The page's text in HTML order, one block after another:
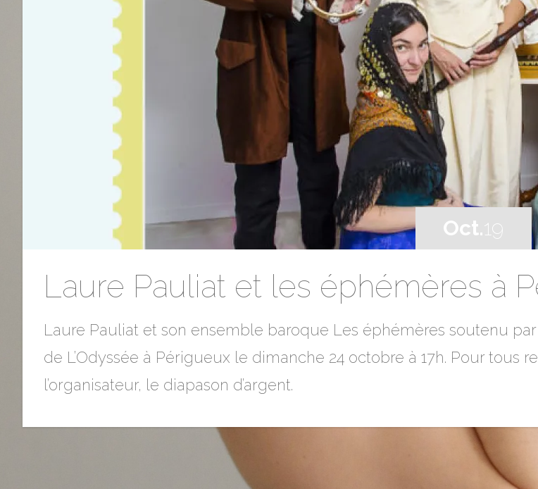
Oct.19
Laure Pauliat et les éphémères à
Laure Pauliat et son ensemble baroque Les éphémères soutenu
de L’Odyssée à Périgueux le dimanche 24 octobre à 17h. Pour tous
l’organisateur, le diapason d’argent.